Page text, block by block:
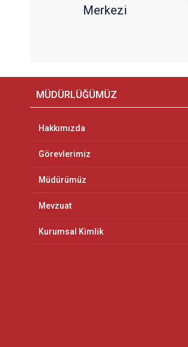
Merkezi
MÜDÜRLÜĞÜMÜZ
Hakkımızda
Görevlerimiz
Müdürümüz
Mevzuat
Kurumsal Kimlik